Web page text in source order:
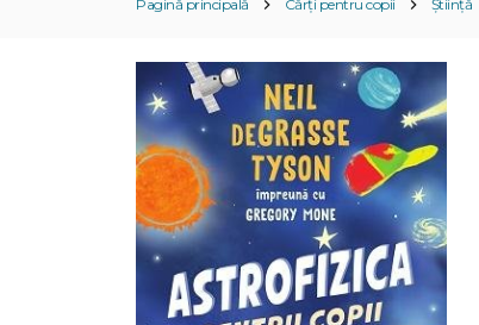
Pagină principală Cărți pentru copii Știință